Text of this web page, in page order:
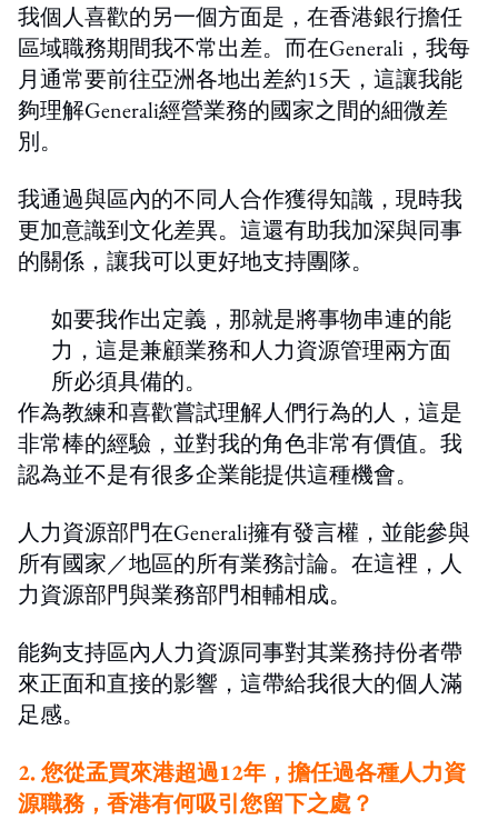
我個人喜歡的另一個方面是，在香港銀行擔任
區域職務期間我不常出差。而在Generali，我每
月通常要前往亞洲各地出差約15天，這讓我能
夠理解Generali經營業務的國家之間的細微差
別。
我通過與區內的不同人合作獲得知識，現時我
更加意識到文化差異。這還有助我加深與同事
的關係，讓我可以更好地支持團隊。
如要我作出定義，那就是將事物串連的能
力，這是兼顧業務和人力資源管理兩方面
所必須具備的。
作為教練和喜歡嘗試理解人們行為的人，這是
非常棒的經驗，並對我的角色非常有價值。我
認為並不是有很多企業能提供這種機會。
人力資源部門在Generali擁有發言權，並能參與
所有國家／地區的所有業務討論。在這裡，人
力資源部門與業務部門相輔相成。
能夠支持區內人力資源同事對其業務持份者帶
來正面和直接的影響，這帶給我很大的個人滿
足感。
2. 您從孟買來港超過12年，擔任過各種人力資
源職務，香港有何吸引您留下之處？